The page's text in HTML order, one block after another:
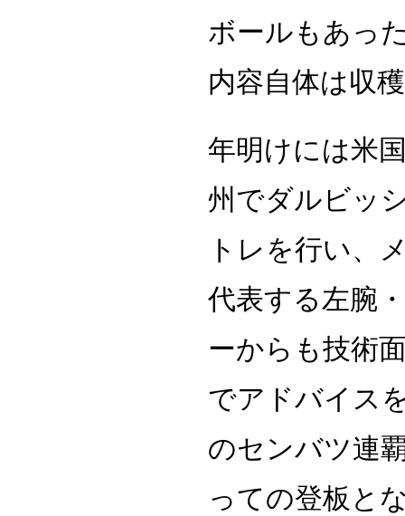
ボールもあっ
内容自体は収
年明けには米
州でダルビッ
トレを行い、
代表する左腕
ーからも技術
でアドバイス
のセンバツ連
っての登板と